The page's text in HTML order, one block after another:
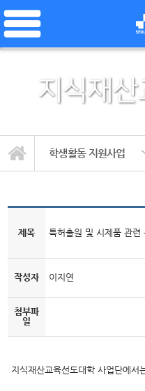
지식재
학생활동 지원사업
제목 특허출원 및 시제품 관련
작성자 이지연
첨부파
일
지식재산교육선도대학 사업단에